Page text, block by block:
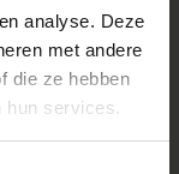
analyse. Deze
met andere
die ze hebben
hun services.